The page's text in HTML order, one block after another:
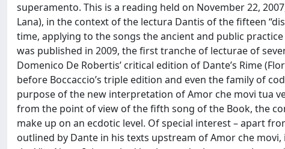
superamento. This is a reading held on November 22,
Lana), in the context of the lectura Dantis of the fifteen
time, applying to the songs the ancient and public
was published in 2009, the first tranche of lecturae of
Domenico De Robertis’ critical edition of Dante’s Rime
before Boccaccio’s triple edition and even the family of
purpose of the new interpretation of Amor che movi tua
from the point of view of the fifth song of the Book, the
make up on an ecdotic level. Of special interest – apart
outlined by Dante in his texts upstream of Amor che